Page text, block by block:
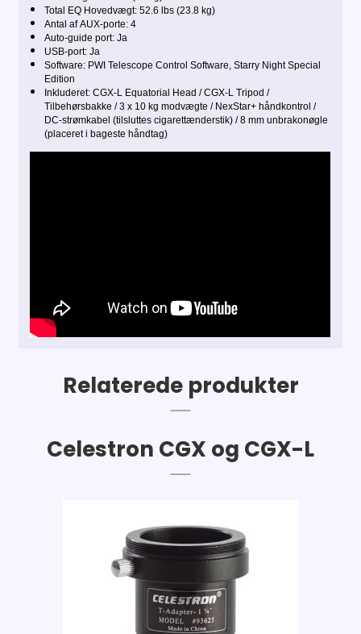
Total EQ Hovedvægt: 52.6 lbs (23.8 kg)
Antal af AUX-porte: 4
Auto-guide port: Ja
USB-port: Ja
Software: PWI Telescope Control Software, Starry Night Special
Edition
Inkluderet: CGX-L Equatorial Head / CGX-L Tripod /
Tilbehørsbakke / 3 x 10 kg modvægte / NexStar+ håndkontrol /
DC-strømkabel (tilsluttes cigarettænderstik) / 8 mm unbrakonøgle
(placeret i bageste håndtag)
Relaterede produkter
Celestron CGX og CGX-L